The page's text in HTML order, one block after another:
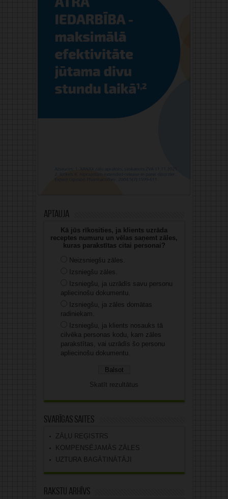
Aptauja
Kā jūs rīkosities, ja klients uzrāda
receptes numuru un vēlas saņemt zāles,
kuras parakstītas citai personai?
Neizsniegšu zāles.
Izsniegšu zāles.
Izsniegšu, ja uzrādīs savu personu
apliecinošu dokumentu.
Izsniegšu, ja zāles domātas
radiniekam.
Izsniegšu, ja klients nosauks tā
cilvēka personas kodu, kam zāles
parakstītas, vai uzrādīs šo personu
apliecinošu dokumentu.
Skatīt rezultātus
Svarīgas saites
ZĀĻU REĢISTRS
KOMPENSĒJAMĀS ZĀLES
UZTURA BAGĀTINĀTĀJI
Rakstu arhīvs